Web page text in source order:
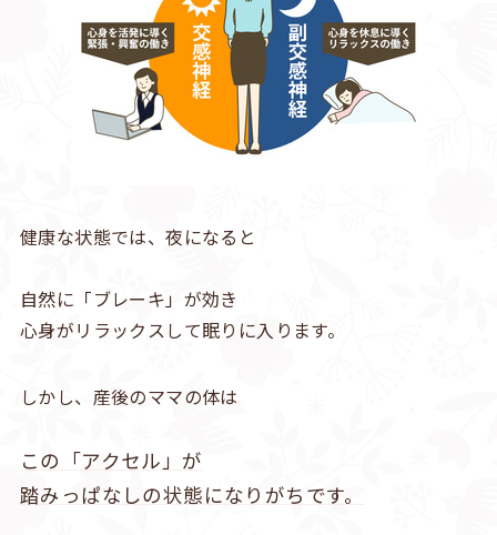
健康な状態では、夜になると
自然に「ブレーキ」が効き
心身がリラックスして眠りに入ります。
しかし、産後のママの体は
この「アクセル」が
踏みっぱなしの状態になりがちです。